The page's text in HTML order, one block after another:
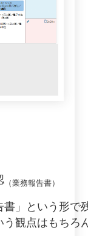
（業務報告書）
」という形で
観点はもち